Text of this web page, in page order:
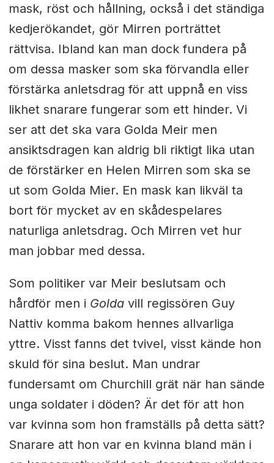
mask, röst och hållning, också i det ständiga
kedjerökandet, gör Mirren porträttet
rättvisa. Ibland kan man dock fundera på
om dessa masker som ska förvandla eller
förstärka anletsdrag för att uppnå en viss
likhet snarare fungerar som ett hinder. Vi
ser att det ska vara Golda Meir men
ansiktsdragen kan aldrig bli riktigt lika utan
de förstärker en Helen Mirren som ska se
ut som Golda Mier. En mask kan likväl ta
bort för mycket av en skådespelares
naturliga anletsdrag. Och Mirren vet hur
man jobbar med dessa.
Som politiker var Meir beslutsam och
hårdför men i Goldavill regissören Guy
Nattiv komma bakom hennes allvarliga
yttre. Visst fanns det tvivel, visst kände hon
skuld för sina beslut. Man undrar
fundersamt om Churchill grät när han sände
unga soldater i döden? Är det för att hon
var kvinna som hon framställs på detta sätt?
Snarare att hon var en kvinna bland män i